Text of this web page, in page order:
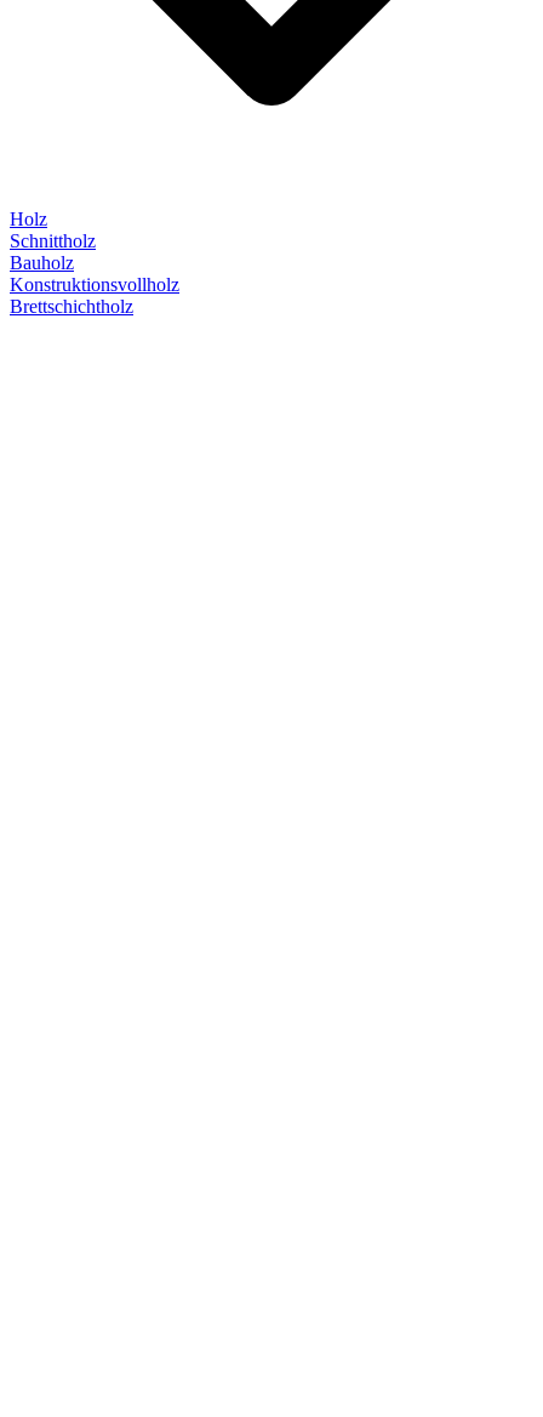
Holz
Schnittholz
Bauholz
Konstruktionsvollholz
Brettschichtholz